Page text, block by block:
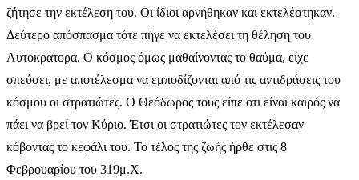
ζήτησε την εκτέλεση του. Οι ίδιοι αρνήθηκαν και εκτελέστηκαν.
Δεύτερο απόσπασμα τότε πήγε να εκτελέσει τη θέληση του
Αυτοκράτορα. Ο κόσμος όμως μαθαίνοντας το θαύμα, είχε
σπεύσει, με αποτέλεσμα να εμποδίζονται από τις αντιδράσεις του
κόσμου οι στρατιώτες. Ο Θεόδωρος τους είπε οτι είναι καιρός να
πάει να βρεί τον Κύριο. Έτσι οι στρατιώτες τον εκτέλεσαν
κόβοντας το κεφάλι του. Το τέλος της ζωής ήρθε στις 8
Φεβρουαρίου του 319μ.Χ.